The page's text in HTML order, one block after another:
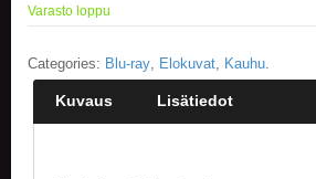
Varasto loppu
Categories: Blu-ray, Elokuvat, Kauhu.
Kuvaus Lisätiedot